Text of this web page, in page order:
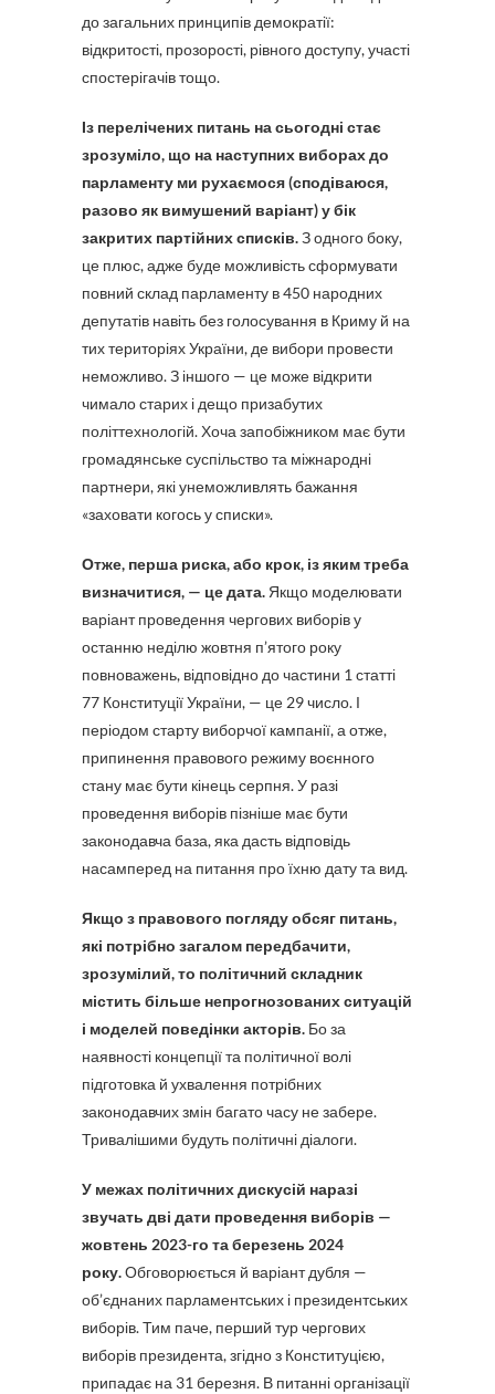
до загальних принципів демократії:
відкритості, прозорості, рівного доступу, участі
спостерігачів тощо.
Із перелічених питань на сьогодні стає
зрозуміло, що на наступних виборах до
парламенту ми рухаємося (сподіваюся,
разово як вимушений варіант) у бік
закритих партійних списків.З одного боку,
це плюс, адже буде можливість сформувати
повний склад парламенту в 450 народних
депутатів навіть без голосування в Криму й на
тих територіях України, де вибори провести
неможливо. З іншого — це може відкрити
чимало старих і дещо призабутих
політтехнологій. Хоча запобіжником має бути
громадянське суспільство та міжнародні
партнери, які унеможливлять бажання
«заховати когось у списки».
Отже, перша риска, або крок, із яким треба
визначитися, — це дата. Якщо моделювати
варіант проведення чергових виборів у
останню неділю жовтня п’ятого року
повноважень, відповідно до частини 1 статті
77 Конституції України, — це 29 число. І
періодом старту виборчої кампанії, а отже,
припинення правового режиму воєнного
стану має бути кінець серпня. У разі
проведення виборів пізніше має бути
законодавча база, яка дасть відповідь
насамперед на питання про їхню дату та вид.
Якщо з правового погляду обсяг питань,
які потрібно загалом передбачити,
зрозумілий, то політичний складник
містить більше непрогнозованих ситуацій
і моделей поведінки акторів. Бо за
наявності концепції та політичної волі
підготовка й ухвалення потрібних
законодавчих змін багато часу не забере.
Тривалішими будуть політичні діалоги.
У межах політичних дискусій наразі
звучать дві дати проведення виборів —
жовтень 2023-го та березень 2024
року.Обговорюється й варіант дубля —
об’єднаних парламентських і президентських
виборів. Тим паче, перший тур чергових
виборів президента, згідно з Конституцією,
припадає на 31 березня. В питанні організації